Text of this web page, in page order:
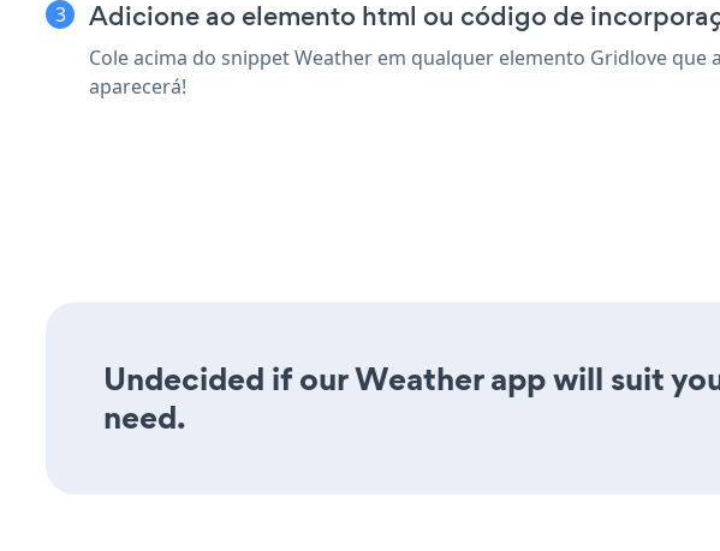
Adicione ao elemento html ou código de
Cole acima do snippet Weather em qualquer elemento Gridlove
aparecerá!
Undecided if our Weather app will suit
need.